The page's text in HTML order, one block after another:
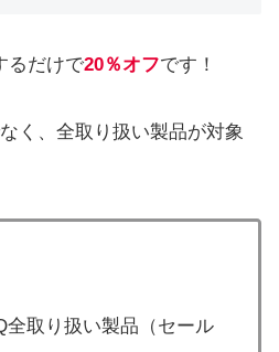
るだけで20％オフです！
く、全取り扱い製品が対象
全取り扱い製品（セール